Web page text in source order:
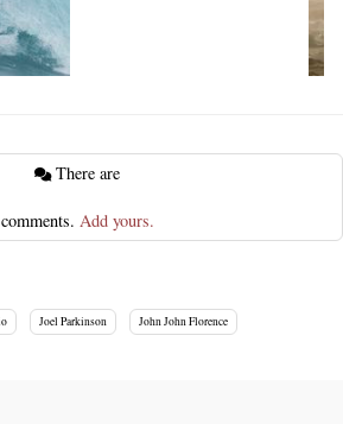
comments. Add yours.
Joel Parkinson John John Florence